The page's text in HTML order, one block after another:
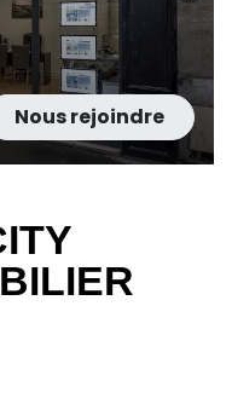
Nous rejoindre